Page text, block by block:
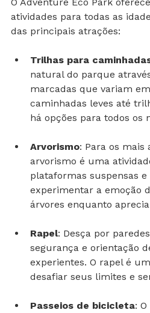
O Adventure Eco Park
atividades para todas as
Trilhas para
natural do parque
marcadas que variam
caminhadas leves até
Arvorismo : Para os
arvorismo é uma
plataformas suspensas e
experimentar a emoção
Rapel: Desça por
segurança e orientação
experientes. O rapel é